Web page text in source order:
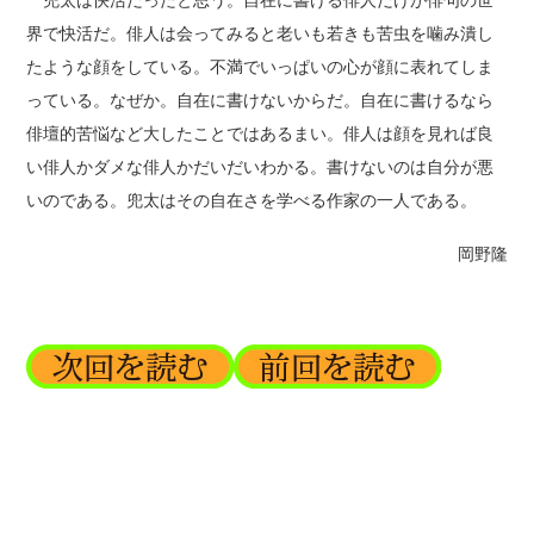
界で快活だ。俳人は会ってみると老いも若きも苦虫を噛み潰し
たような顔をしている。不満でいっぱいの心が顔に表れてしま
っている。なぜか。自在に書けないからだ。自在に書けるなら
俳壇的苦悩など大したことではあるまい。俳人は顔を見れば良
い俳人かダメな俳人かだいだいわかる。書けないのは自分が悪
いのである。兜太はその自在さを学べる作家の一人である。
岡野隆